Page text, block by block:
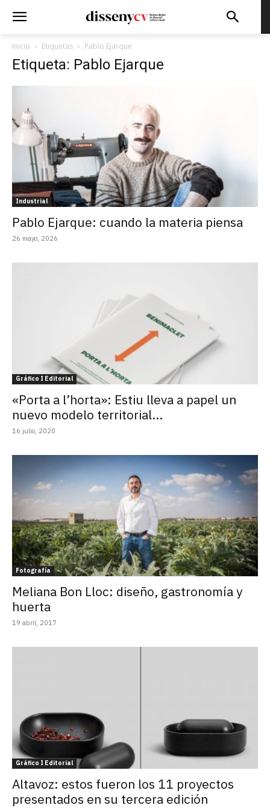
Inicio Etiquetas Pablo Ejarque
Etiqueta: Pablo Ejarque
Industrial
Pablo Ejarque: cuando la materia piensa
26 mayo, 2026
Gráfico I Editorial
«Porta a l’horta»: Estiu lleva a papel un
nuevo modelo territorial...
16 julio, 2020
Fotografía
Meliana Bon Lloc: diseño, gastronomía y
huerta
19 abril, 2017
Gráfico I Editorial
Altavoz: estos fueron los 11 proyectos
presentados en su tercera edición